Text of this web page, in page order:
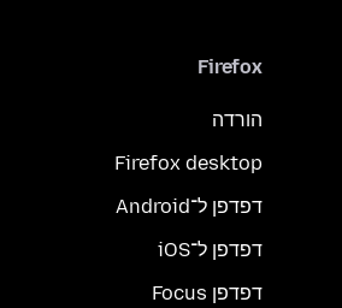
Firefox
הורדה
Firefox desktop
דפדפן ל־Android
דפדפן ל־iOS
דפדפן Focus